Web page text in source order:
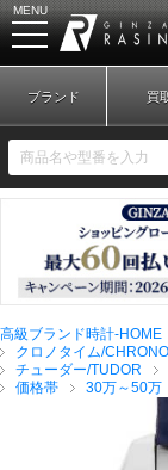
MENU
新規会員
ブランド 買
高級ブランド時計-HOME
クロノタイム/
チューダー/TUDOR
価格帯
30万～50万